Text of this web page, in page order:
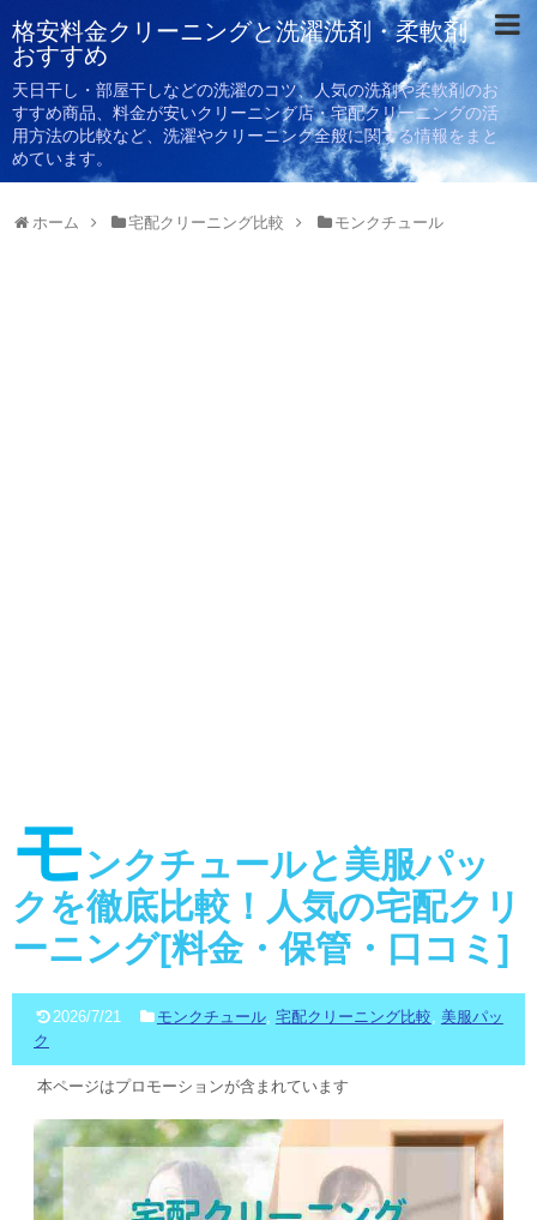
格安料金クリーニングと洗濯洗剤・柔軟剤
おすすめ
天日干し・部屋干しなどの洗濯のコツ、人気の洗剤や柔軟剤のお
すすめ商品、料金が安いクリーニング店・宅配クリーニングの活
用方法の比較など、洗濯やクリーニング全般に関する情報をまと
めています。
ホーム 宅配クリーニング比較 モンクチュール
モンクチュールと美服パッ
クを徹底比較！人気の宅配クリ
ーニング[料金・保管・口コミ]
2026/7/21 モンクチュール, 宅配クリーニング比較, 美服パッ
ク
本ページはプロモーションが含まれています